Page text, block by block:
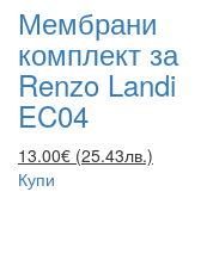
Мембрани
комплект за
Renzo Landi
EC04
13.00€ (25.43лв.)
Купи